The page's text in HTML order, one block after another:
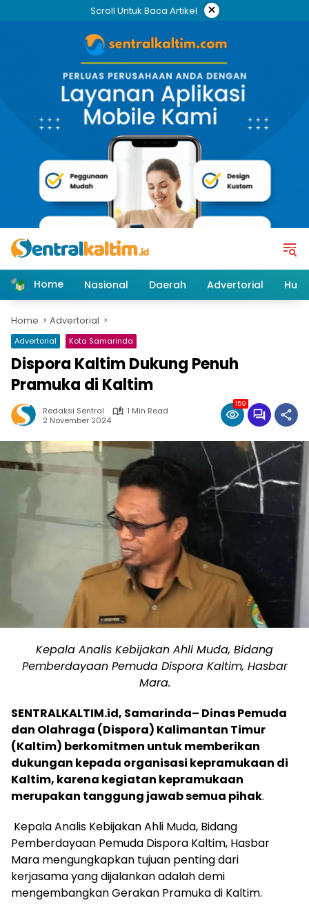
Scroll Untuk Baca Artikel ×
Home Nasional Daerah Advertorial
Home Advertorial
Advertorial Kota Samarinda
Dispora Kaltim Dukung Penuh
Pramuka di Kaltim
Redaksi Sentral
1 Min Read
2 November 2024
159
Kepala Analis Kebijakan Ahli Muda, Bidang
Pemberdayaan Pemuda Dispora Kaltim, Hasbar
Mara.
SENTRALKALTIM.id, Samarinda– Dinas Pemuda
dan Olahraga (Dispora) Kalimantan Timur
(Kaltim) berkomitmen untuk memberikan
dukungan kepada organisasi kepramukaan di
Kaltim, karena kegiatan kepramukaan
merupakan tanggung jawab semua pihak.
Kepala Analis Kebijakan Ahli Muda, Bidang
Pemberdayaan Pemuda Dispora Kaltim, Hasbar
Mara mengungkapkan tujuan penting dari
kerjasama yang dijalankan adalah demi
mengembangkan Gerakan Pramuka di Kaltim.